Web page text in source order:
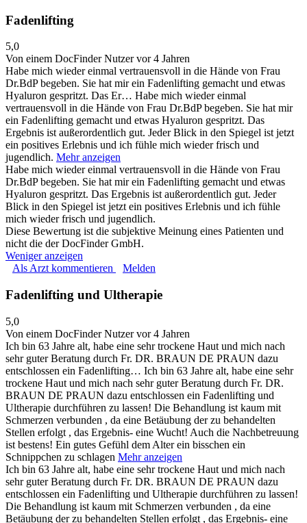
Fadenlifting
5,0
Von einem DocFinder Nutzervor 4 Jahren
Habe mich wieder einmal vertrauensvoll in die Hände von Frau
Dr.BdP begeben. Sie hat mir ein Fadenlifting gemacht und etwas
Hyaluron gespritzt. Das Er… Habe mich wieder einmal
vertrauensvoll in die Hände von Frau Dr.BdP begeben. Sie hat mir
ein Fadenlifting gemacht und etwas Hyaluron gespritzt. Das
Ergebnis ist außerordentlich gut. Jeder Blick in den Spiegel ist jetzt
ein positives Erlebnis und ich fühle mich wieder frisch und
jugendlich. Mehr anzeigen
Habe mich wieder einmal vertrauensvoll in die Hände von Frau
Dr.BdP begeben. Sie hat mir ein Fadenlifting gemacht und etwas
Hyaluron gespritzt. Das Ergebnis ist außerordentlich gut. Jeder
Blick in den Spiegel ist jetzt ein positives Erlebnis und ich fühle
mich wieder frisch und jugendlich.
Diese Bewertung ist die subjektive Meinung eines Patienten und
nicht die der DocFinder GmbH.
Weniger anzeigen
Als Arzt kommentieren
Melden
Fadenlifting und Ultherapie
5,0
Von einem DocFinder Nutzervor 4 Jahren
Ich bin 63 Jahre alt, habe eine sehr trockene Haut und mich nach
sehr guter Beratung durch Fr. DR. BRAUN DE PRAUN dazu
entschlossen ein Fadenlifting… Ich bin 63 Jahre alt, habe eine sehr
trockene Haut und mich nach sehr guter Beratung durch Fr. DR.
BRAUN DE PRAUN dazu entschlossen ein Fadenlifting und
Ultherapie durchführen zu lassen! Die Behandlung ist kaum mit
Schmerzen verbunden , da eine Betäubung der zu behandelten
Stellen erfolgt , das Ergebnis- eine Wucht! Auch die Nachbetreuung
ist bestens! Ein gutes Gefühl dem Alter ein bisschen ein
Schnippchen zu schlagen Mehr anzeigen
Ich bin 63 Jahre alt, habe eine sehr trockene Haut und mich nach
sehr guter Beratung durch Fr. DR. BRAUN DE PRAUN dazu
entschlossen ein Fadenlifting und Ultherapie durchführen zu lassen!
Die Behandlung ist kaum mit Schmerzen verbunden , da eine
Betäubung der zu behandelten Stellen erfolgt , das Ergebnis- eine